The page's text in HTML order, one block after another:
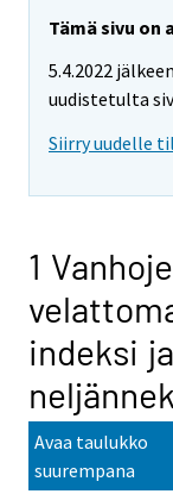
Tämä sivu on
5.4.2022
uudistetulta
Siirry uudelle
1
indeksi
Avaa taulukko
suurempana